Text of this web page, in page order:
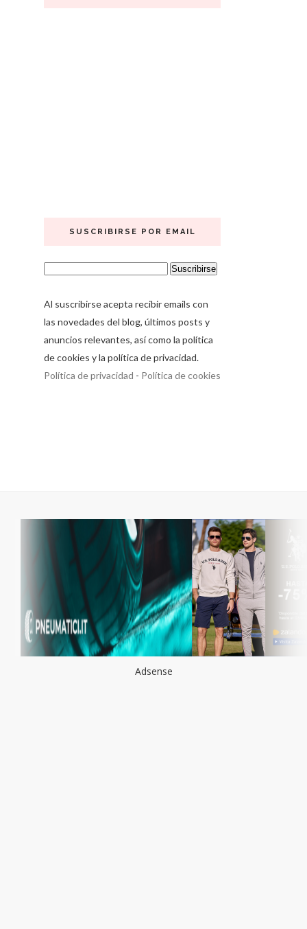
SUSCRIBIRSE POR EMAIL
Al suscribirse acepta recibir emails con
las novedades del blog, últimos posts y
anuncios relevantes, así como la política
de cookies y la política de privacidad.
Política de privacidad - Política de cookies
Adsense